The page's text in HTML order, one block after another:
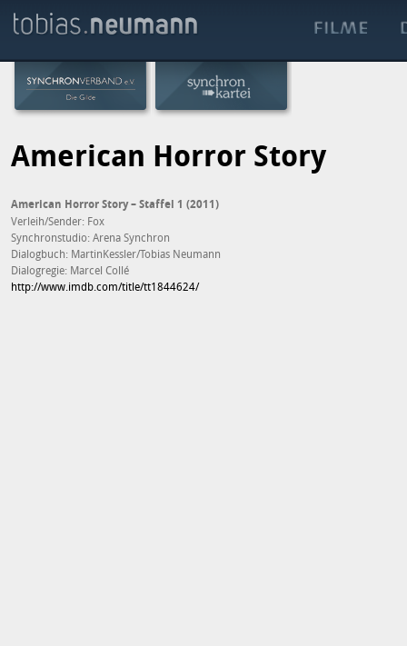
American Horror Story
American Horror Story – Staffel 1 (2011)
Verleih/Sender: Fox
Synchronstudio: Arena Synchron
Dialogbuch: MartinKessler/Tobias Neumann
Dialogregie: Marcel Collé
http://www.imdb.com/title/tt1844624/